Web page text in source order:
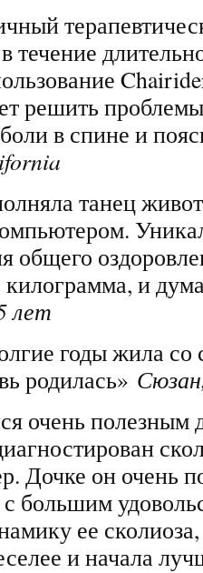
течение
решить
в спине и
танец
общего
килограмма, и
лет
годы жила со
родилась»
очень полезным
Дочке он очень
большим
ее
и начала